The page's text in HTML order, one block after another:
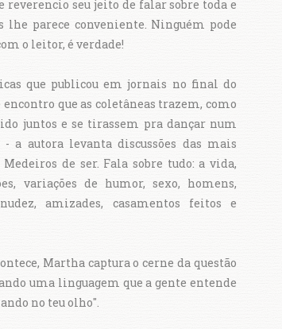
reverencio seu jeito de falar sobre toda e
lhe parece conveniente. Ninguém pode
o leitor, é verdade!
que publicou em jornais no final do
que as coletâneas trazem, como
juntos e se tirassem pra dançar num
- a autora levanta discussões das mais
de ser. Fala sobre tudo: a vida,
variações de humor, sexo, homens,
amizades, casamentos feitos e
Martha captura o cerne da questão
uma linguagem que a gente entende
no teu olho".